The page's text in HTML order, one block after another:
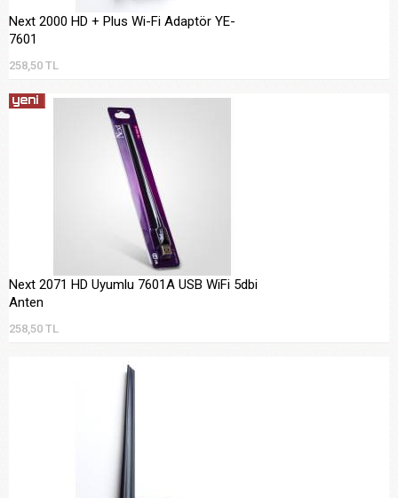
Next 2000 HD + Plus Wi-Fi Adaptör YE-
7601
258,50 TL
Next 2071 HD Uyumlu 7601A USB WiFi 5dbi
Anten
258,50 TL